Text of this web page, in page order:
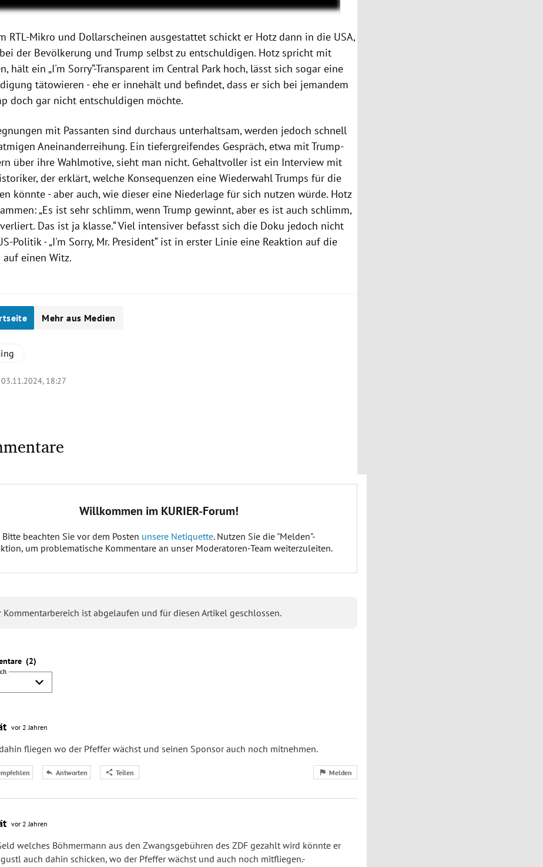
RTL-Mikro und Dollarscheinen ausgestattet schickt er Hotz dann in die USA,
der Bevölkerung und Trump selbst zu entschuldigen. Hotz spricht mit
hält ein „I'm Sorry“-Transparent im Central Park hoch, lässt sich sogar eine
tätowieren - ehe er innehält und befindet, dass er sich bei jemandem
doch gar nicht entschuldigen möchte.
mit Passanten sind durchaus unterhaltsam, werden jedoch schnell
Aneinanderreihung. Ein tiefergreifendes Gespräch, etwa mit Trump-
über ihre Wahlmotive, sieht man nicht. Gehaltvoller ist ein Interview mit
der erklärt, welche Konsequenzen eine Wiederwahl Trumps für die
könnte - aber auch, wie dieser eine Niederlage für sich nutzen würde. Hotz
„Es ist sehr schlimm, wenn Trump gewinnt, aber es ist auch schlimm,
Das ist ja klasse.“ Viel intensiver befasst sich die Doku jedoch nicht
Politik - „I'm Sorry, Mr. President“ ist in erster Linie eine Reaktion auf die
auf einen Witz.
Mehr aus Medien
03.11.2024, 18:27